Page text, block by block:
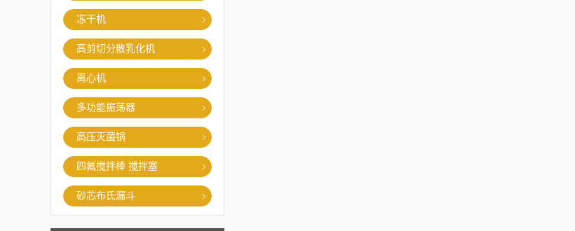
冻干机
高剪切分散乳化机
离心机
多功能振荡器
高压灭菌锅
四氟搅拌棒 搅拌塞
砂芯布氏漏斗